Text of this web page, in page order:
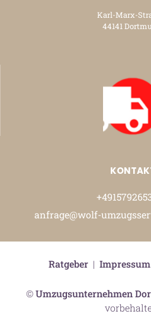
Karl-Marx-
44141
anfrage@wolf-
©Umzugsunternehmen
Ratgeber| Impressum